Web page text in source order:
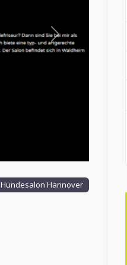
Nächstes
Hundesalon Hannover